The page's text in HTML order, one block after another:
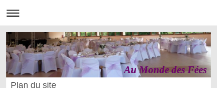
Au Monde des Fées
Plan du site